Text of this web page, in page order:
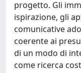
progetto. Gli
ispirazione, gli
comunicative
coerente ai
di un modo di
come ricerca